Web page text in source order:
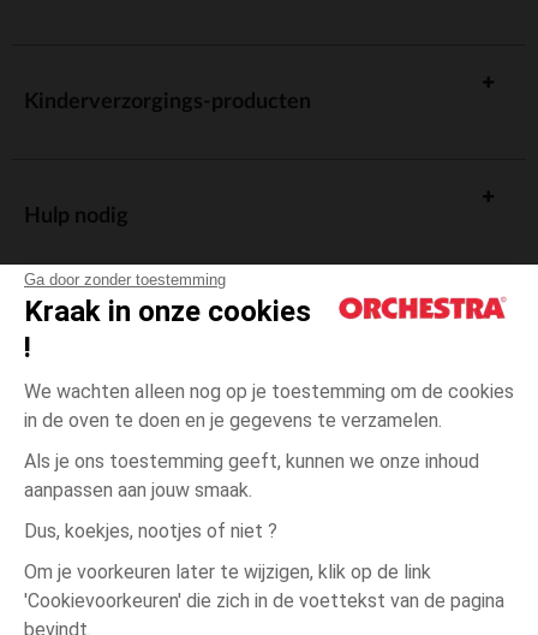
Ga door zonder toestemming
Kraak in onze cookies
!
We wachten alleen nog op je toestemming om de cookies
in de oven te doen en je gegevens te verzamelen.
Als je ons toestemming geeft, kunnen we onze inhoud
aanpassen aan jouw smaak.
Dus, koekjes, nootjes of niet ?
Om je voorkeuren later te wijzigen, klik op de link
'Cookievoorkeuren' die zich in de voettekst van de pagina
bevindt.
Ecru Ecru
3
Kinderverzorgings-producten
Hulp nodig
Algemene verkoopsvoorwaarden
Wettelijke bepalingen
Persoonsgegevens